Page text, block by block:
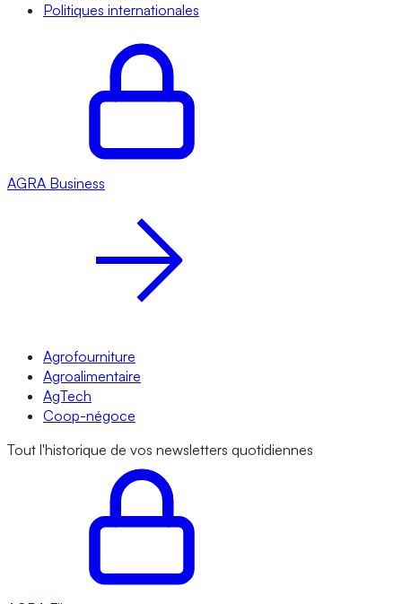
Politiques internationales
AGRA Business
Agrofourniture
Agroalimentaire
AgTech
Coop-négoce
Tout l'historique de vos newsletters quotidiennes